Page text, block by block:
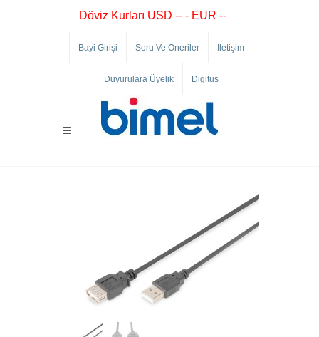
Döviz Kurları USD -- - EUR --
Bayi Girişi Soru Ve Öneriler İletişim
Duyurulara Üyelik Digitus